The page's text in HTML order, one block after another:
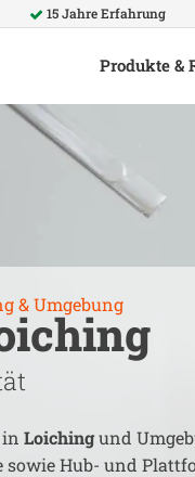
15 Jahre Erfahrung
Produkte &
& Umgebung
Loichingund
sowie Hub- und